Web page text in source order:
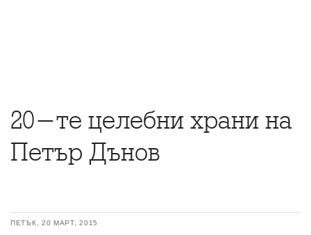
20-те целебни храни на
Петър Дънов
ПЕТЪК, 20 МАРТ, 2015